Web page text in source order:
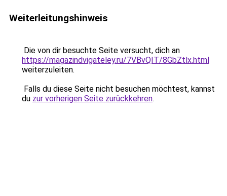
Weiterleitungshinweis
Die von dir besuchte Seite versucht, dich an
https://magazindvigateley.ru/7VBvQIT/8GbZtlx.html
weiterzuleiten.
Falls du diese Seite nicht besuchen möchtest, kannst
du zur vorherigen Seite zurückkehren.